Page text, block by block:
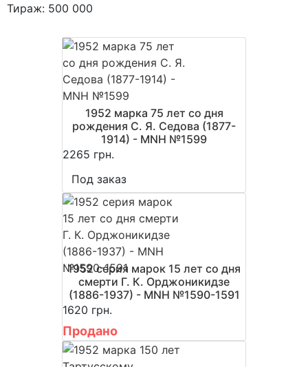
Тираж: 500 000
1952 марка 75 лет со дня
рождения С. Я. Седова (1877-
1914) - MNH №1599
2265 грн.
Под заказ
1952 серия марок 15 лет со дня
смерти Г. К. Орджоникидзе
(1886-1937) - MNH №1590-1591
1620 грн.
Продано